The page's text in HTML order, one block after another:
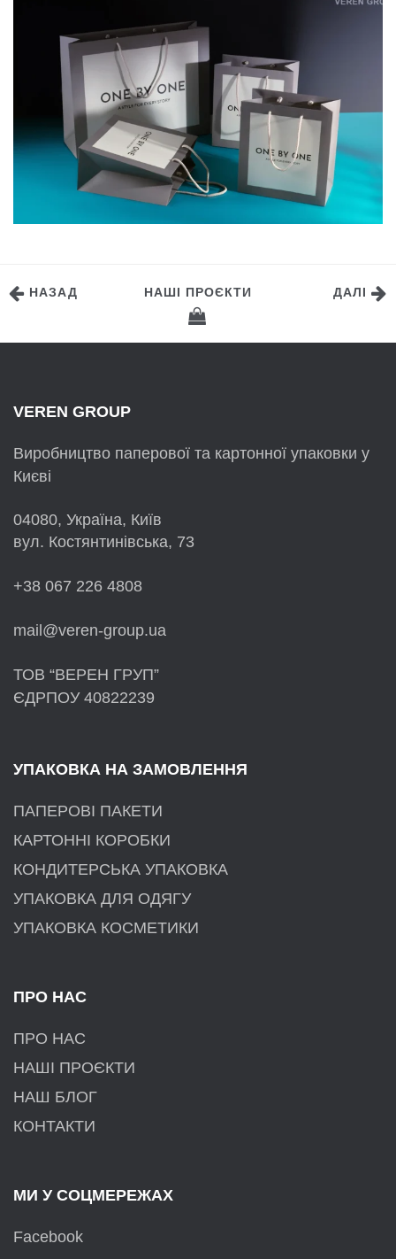
ONE BY ONE
НАЗАД НАШІ ПРОЄКТИ ДАЛІ
VEREN GROUP
Виробництво паперової та картонної упаковки у
Києві
04080, Україна, Київ
вул. Костянтинівська, 73
+38 067 226 4808
mail@veren-group.ua
ТОВ “ВЕРЕН ГРУП”
ЄДРПОУ 40822239
УПАКОВКА НА ЗАМОВЛЕННЯ
ПАПЕРОВІ ПАКЕТИ
КАРТОННІ КОРОБКИ
КОНДИТЕРСЬКА УПАКОВКА
УПАКОВКА ДЛЯ ОДЯГУ
УПАКОВКА КОСМЕТИКИ
ПРО НАС
ПРО НАС
НАШІ ПРОЄКТИ
НАШ БЛОГ
КОНТАКТИ
МИ У СОЦМЕРЕЖАХ
Facebook